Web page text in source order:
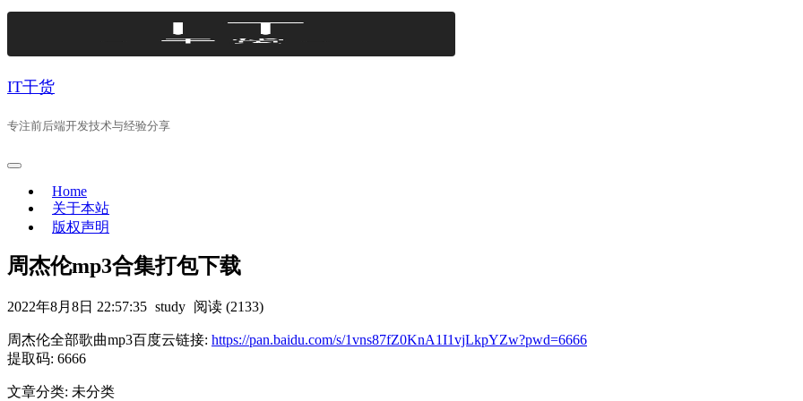
Skip
IT干货
专注前后端开发技术与经验分享
Home
关于本站
版权声明
周杰伦mp3合集打包下载
2022年8月8日 22:57:35 study 阅读 (2133)
周杰伦全部歌曲mp3百度云链接: https://pan.baidu.com/s/1vns87fZ0KnA1I1vjLkpYZw?pwd=6666
提取码: 6666
文章分类: 未分类